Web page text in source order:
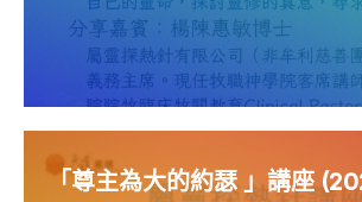
「尊主為大的約瑟 」講座